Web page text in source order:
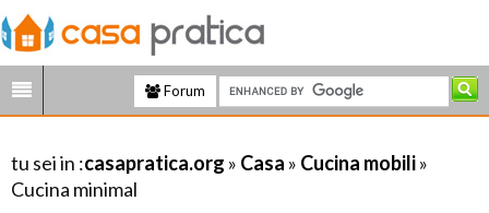
Forum
tu sei in :casapratica.org » Casa » Cucina mobili»
Cucina minimal